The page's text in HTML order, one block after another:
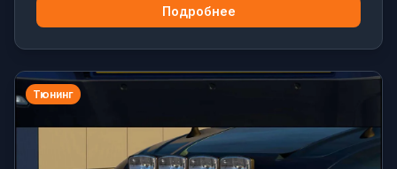
Подробнее
Тюнинг